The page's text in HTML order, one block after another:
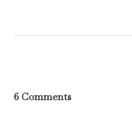
6 Comments